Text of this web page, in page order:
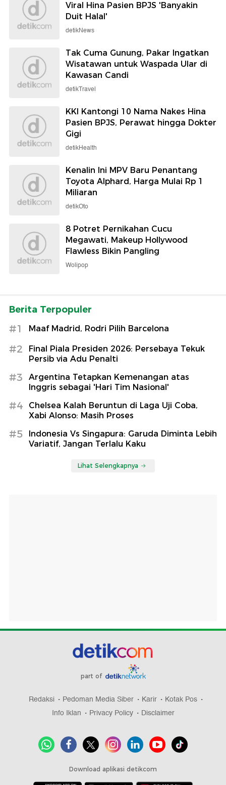
Viral Hina Pasien BPJS 'Banyakin
Duit Halal'
detikNews
Tak Cuma Gunung, Pakar Ingatkan
Wisatawan untuk Waspada Ular di
Kawasan Candi
detikTravel
KKI Kantongi 10 Nama Nakes Hina
Pasien BPJS, Perawat hingga Dokter
Gigi
detikHealth
Kenalin Ini MPV Baru Penantang
Toyota Alphard, Harga Mulai Rp 1
Miliaran
detikOto
8 Potret Pernikahan Cucu
Megawati, Makeup Hollywood
Flawless Bikin Pangling
Wolipop
Berita Terpopuler
#1 Maaf Madrid, Rodri Pilih Barcelona
#2
Final Piala Presiden 2026: Persebaya Tekuk
Persib via Adu Penalti
#3
Argentina Tetapkan Kemenangan atas
Inggris sebagai 'Hari Tim Nasional'
#4
Chelsea Kalah Beruntun di Laga Uji Coba,
Xabi Alonso: Masih Proses
#5
Indonesia Vs Singapura: Garuda Diminta Lebih
Variatif, Jangan Terlalu Kaku
Lihat Selengkapnya
part of
Redaksi Pedoman Media Siber Karir
Kotak Pos
Info Iklan
Privacy Policy Disclaimer
Download aplikasi detikcom